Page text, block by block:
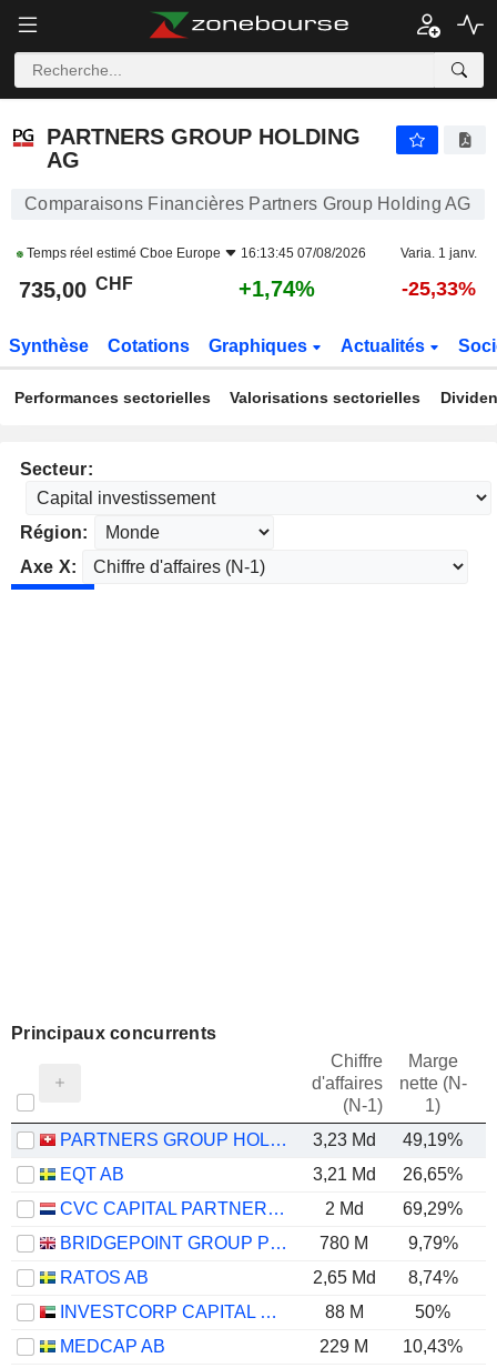
PARTNERS GROUP HOLDING
AG
Comparaisons Financières Partners Group Holding AG
Temps réel estimé Cboe Europe 16:13:45 07/08/2026 Varia. 1 janv.
735,00 CHF +1,74% -25,33%
Synthèse Cotations Graphiques Actualités
Performances sectorielles Valorisations sectorielles
Secteur:
Région:
Axe X:
Principaux concurrents
Chiffre
d'affaires
(N-1)
Marge
nette (N-
1)
PARTNERS GROUP HOLDING AG 3,23 Md 49,19%
EQT AB
3,21 Md 26,65%
CVC CAPITAL PARTNERS PLC
2 Md 69,29%
BRIDGEPOINT GROUP PLC
780 M 9,79%
RATOS AB
2,65 Md 8,74%
INVESTCORP CAPITAL PLC
88 M 50%
MEDCAP AB
229 M 10,43%